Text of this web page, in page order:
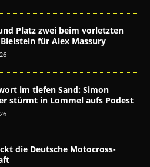
Platz zwei beim vorletzten
für Alex Massury
im tiefen Sand: Simon
stürmt in Lommel aufs Podest
die Deutsche Motocross-